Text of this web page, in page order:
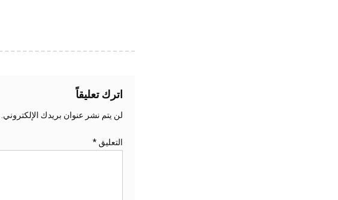
اترك تعليقاً
لن يتم نشر عنوان بريدك الإلكتروني.
التعليق *